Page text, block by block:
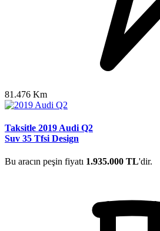
81.476 Km
Taksitle 2019 Audi Q2
Suv 35 Tfsi Design
Bu aracın peşin fiyatı 1.935.000 TL'dir.